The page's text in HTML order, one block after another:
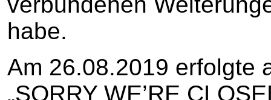
habe.
Am 26.08.2019 erfolgte
„SORRY WE’RE